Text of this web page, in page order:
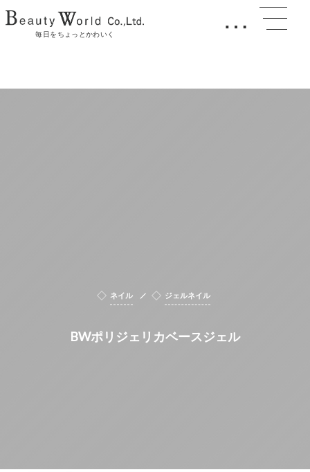
毎日をちょっとかわいく …
ネイル ジェルネイル
BWポリジェリカベースジェル